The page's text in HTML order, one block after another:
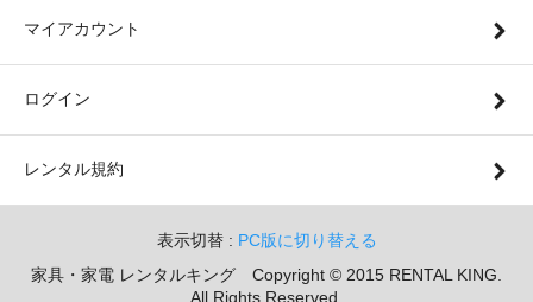
マイアカウント
ログイン
レンタル規約
表示切替 : PC版に切り替える
家具・家電 レンタルキング Copyright © 2015 RENTAL KING.
All Rights Reserved.